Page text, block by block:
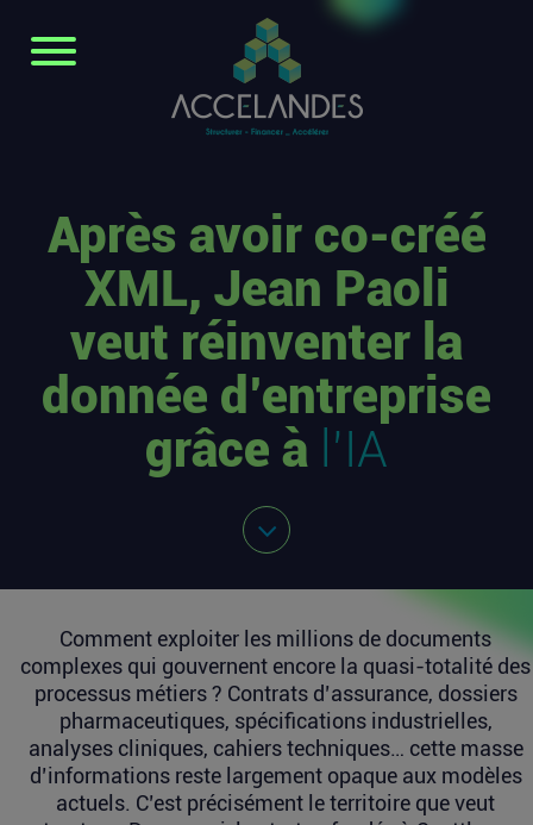
Après avoir co-créé
XML, Jean Paoli
veut réinventer la
donnée d’entreprise
grâce à l’IA
Comment exploiter les millions de documents
complexes qui gouvernent encore la quasi-totalité des
processus métiers ? Contrats d’assurance, dossiers
pharmaceutiques, spécifications industrielles,
analyses cliniques, cahiers techniques… cette masse
d’informations reste largement opaque aux modèles
actuels. C’est précisément le territoire que veut